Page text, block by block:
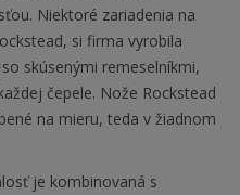
Niektoré zariadenia na
si firma vyrobila
skúsenými remeselníkmi,
čepele. Nože Rockstead
na mieru, teda v žiadnom
je kombinovaná s